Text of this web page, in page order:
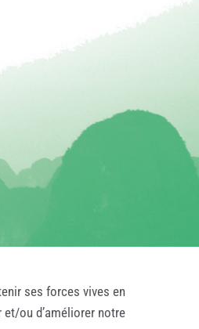
ses forces vives en
ou d’améliorer notre